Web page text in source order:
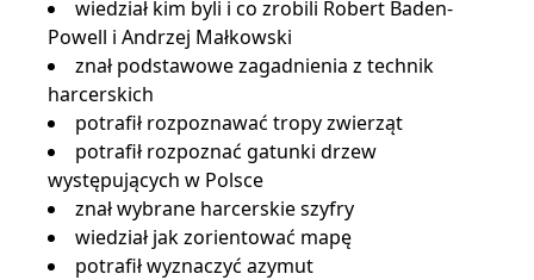
wiedział kim byli i co zrobili Robert Baden-
Powell i Andrzej Małkowski
znał podstawowe zagadnienia z technik
harcerskich
potrafił rozpoznawać tropy zwierząt
potrafił rozpoznać gatunki drzew
występujących w Polsce
znał wybrane harcerskie szyfry
wiedział jak zorientować mapę
potrafił wyznaczyć azymut